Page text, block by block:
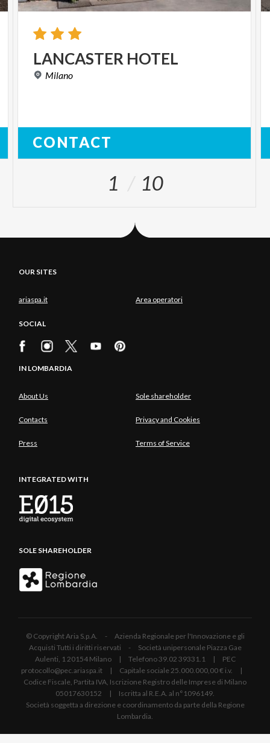
LANCASTER HOTEL
Milano
CONTACT
1 10
OUR SITES
ariaspa.it Area operatori
SOCIAL
IN LOMBARDIA
About Us Sole shareholder
Contacts Privacy and Cookies
Press Terms of Service
INTEGRATED WITH
SOLE SHAREHOLDER
© Copyright Aria S.p.A. - Azienda Regionale per l'Innovazione e gli
Acquisti Tutti i diritti riservati - Società unipersonale Piazza Gae
Aulenti, 1 20154 Milano | Telefono 39.02 39331.1 | PEC
protocollo@pec.ariaspa.it | Capitale sociale 25.000.000,00 € i.v. |
Codice Fiscale, Partita IVA, Iscrizione Registro delle Imprese di Milano
05017630152 | Iscritta al R.E.A. al n°1096149.
Società soggetta a direzione e coordinamento da parte della Regione
Lombardia.